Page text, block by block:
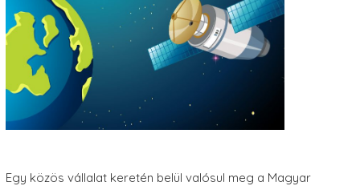
Egy közös vállalat keretén belül valósul meg a Magyar